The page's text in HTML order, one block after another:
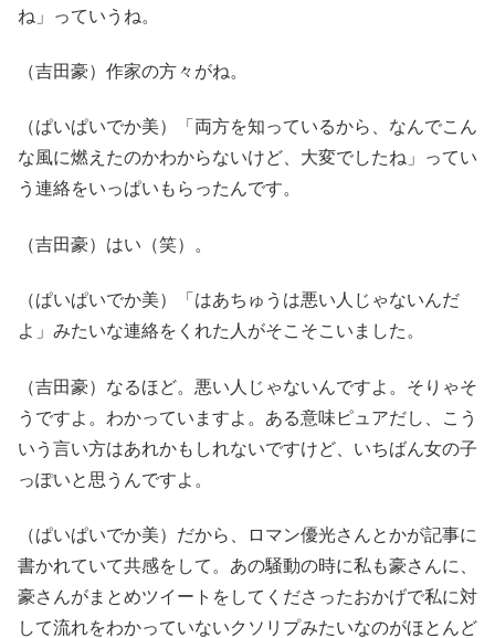
ね」っていうね。
（吉田豪）作家の方々がね。
（ぱいぱいでか美）「両方を知っているから、なんでこん
な風に燃えたのかわからないけど、大変でしたね」ってい
う連絡をいっぱいもらったんです。
（吉田豪）はい（笑）。
（ぱいぱいでか美）「はあちゅうは悪い人じゃないんだ
よ」みたいな連絡をくれた人がそこそこいました。
（吉田豪）なるほど。悪い人じゃないんですよ。そりゃそ
うですよ。わかっていますよ。ある意味ピュアだし、こう
いう言い方はあれかもしれないですけど、いちばん女の子
っぽいと思うんですよ。
（ぱいぱいでか美）だから、ロマン優光さんとかが記事に
書かれていて共感をして。あの騒動の時に私も豪さんに、
豪さんがまとめツイートをしてくださったおかげで私に対
して流れをわかっていないクソリプみたいなのがほとんど